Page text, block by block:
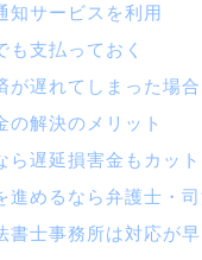
知サービスを利用
も支払っておく
が遅れてしまった場合
の解決のメリット
ら遅延損害金もカット
進めるなら弁護士・
書士事務所は対応が